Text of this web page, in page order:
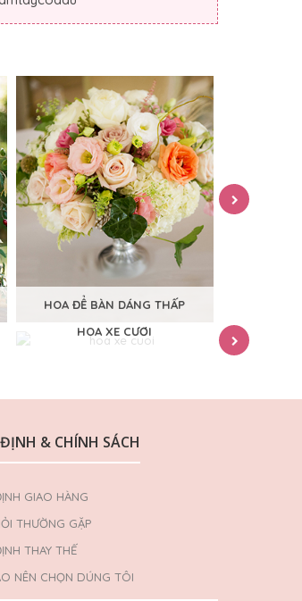
HOA ĐỂ BÀN DÁNG THẤP
HOA XE CƯỚI
& CHÍNH SÁCH
GIAO HÀNG
THƯỜNG GẶP
THAY THẾ
NÊN CHỌN DÚNG TÔI